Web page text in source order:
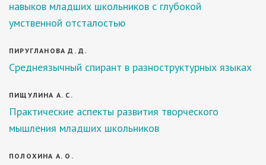
навыков младших школьников с глубокой
умственной отсталостью
ПИРУГЛАНОВА Д. Д.
Среднеязычный спирант в разноструктурных языках
ПИЩУЛИНА А. С.
Практические аспекты развития творческого
мышления младших школьников
ПОЛОХИНА А. О.